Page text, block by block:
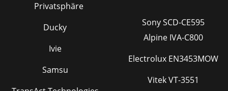
Privatsphäre
Ducky
Ivie
Samsu
Sony SCD-CE595
Alpine IVA-C800
Electrolux EN3453MOW
Vitek VT-3551